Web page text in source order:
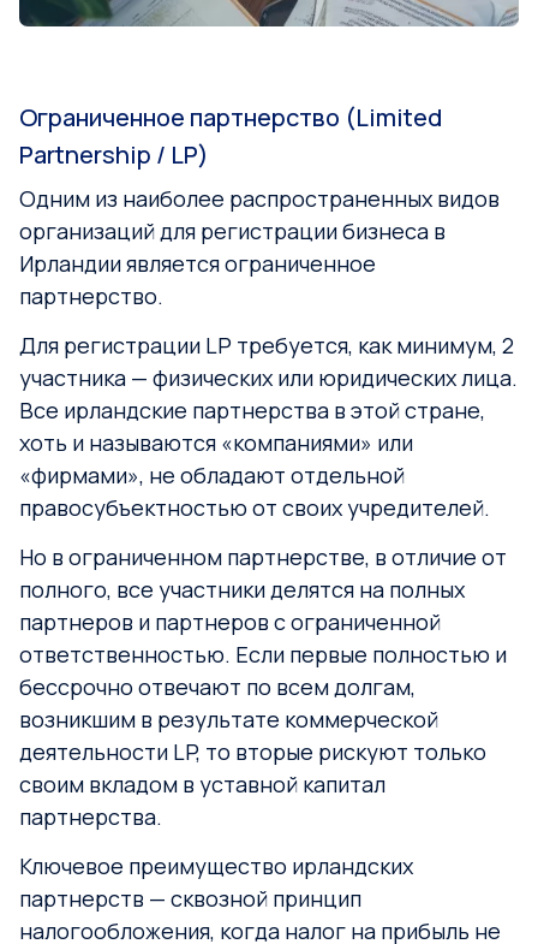
Ограниченное партнерство (Limited
Partnership / LP)
Одним из наиболее распространенных видов
организаций для регистрации бизнеса в
Ирландии является ограниченное
партнерство.
Для регистрации LP требуется, как минимум, 2
участника — физических или юридических лица.
Все ирландские партнерства в этой стране,
хоть и называются «компаниями» или
«фирмами», не обладают отдельной
правосубъектностью от своих учредителей.
Но в ограниченном партнерстве, в отличие от
полного, все участники делятся на полных
партнеров и партнеров с ограниченной
ответственностью. Если первые полностью и
бессрочно отвечают по всем долгам,
возникшим в результате коммерческой
деятельности LP, то вторые рискуют только
своим вкладом в уставной капитал
партнерства.
Ключевое преимущество ирландских
партнерств — сквозной принцип
налогообложения, когда налог на прибыль не